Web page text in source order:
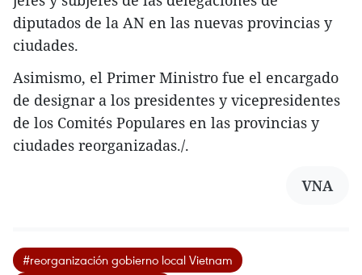
diputados de la AN en las nuevas provincias y
ciudades.
Asimismo, el Primer Ministro fue el encargado
de designar a los presidentes y vicepresidentes
de los Comités Populares en las provincias y
ciudades reorganizadas./.
VNA
#reorganización gobierno local Vietnam